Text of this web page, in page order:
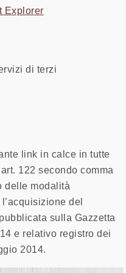
Explorer
di terzi
link in calce in tutte
122 secondo comma
delle modalità
del
sulla Gazzetta
e relativo registro dei
2014.